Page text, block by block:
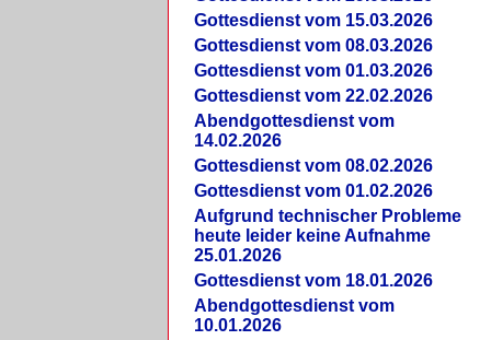
Gottesdienst vom 15.03.2026
Gottesdienst vom 08.03.2026
Gottesdienst vom 01.03.2026
Gottesdienst vom 22.02.2026
Abendgottesdienst vom
14.02.2026
Gottesdienst vom 08.02.2026
Gottesdienst vom 01.02.2026
Aufgrund technischer Probleme
heute leider keine Aufnahme
25.01.2026
Gottesdienst vom 18.01.2026
Abendgottesdienst vom
10.01.2026